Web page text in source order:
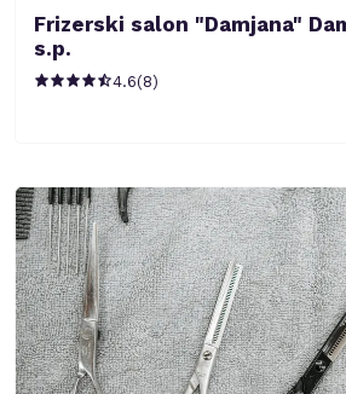
Frizerski salon "Damjana"
s.p.
4.6(8)